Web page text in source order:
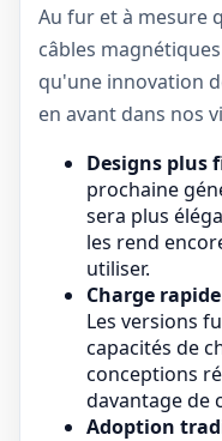
Au fur et à mesure
câbles
qu'une innovation
en avant dans nos
Designs plus
prochaine
sera plus
les rend
utiliser.
Charge
Les versions
capacités de
conceptions
davantage de
Adoption